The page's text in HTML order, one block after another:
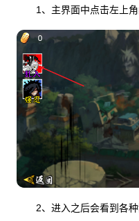
1、主界面中点击左上角
2、进入之后会看到各